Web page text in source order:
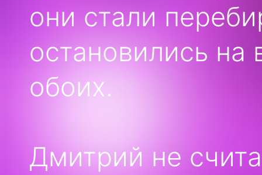
они стали
остановились
обоих.
Дмитрий не